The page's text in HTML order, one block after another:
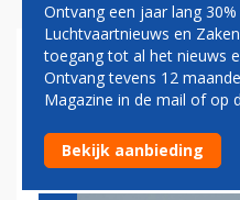
AANDEEL IN
KLM'
Ontvang een jaar lang
Luchtvaartnieuws en
toegang tot al het nieuws
Ontvang tevens 12
Magazine in de mail of op
Bekijk aanbieding